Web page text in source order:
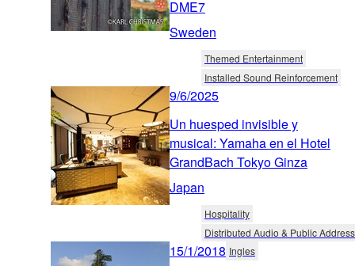
DME7
Sweden
Themed Entertainment
Installed Sound Reinforcement
9/6/2025
Un huesped invisible y
musical: Yamaha en el Hotel
GrandBach Tokyo Ginza
Japan
Hospitality
Distributed Audio & Public Address
15/1/2018 Ingles